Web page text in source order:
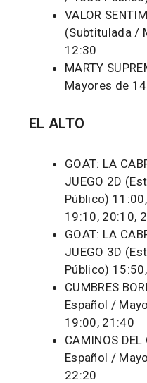
VALOR
(Subtitulada /
12:30
MARTY
Mayores de
EL ALTO
GOAT: LA
JUEGO 2D
Público)
19:10, 20:10,
GOAT: LA
JUEGO 3D
Público)
CUMBRES
Español /
19:00, 21:40
CAMINOS
Español /
22:20